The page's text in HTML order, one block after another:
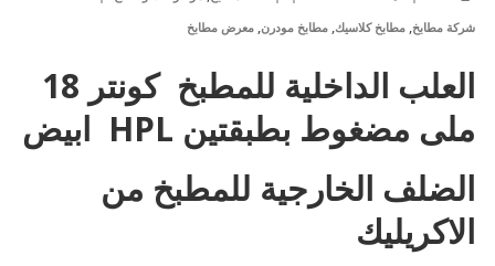
شركة مطابخ, مطابخ كلاسيك, مطابخ مودرن, معرض مطابخ
العلب الداخلية للمطبخ كونتر 18
ملى مضغوط بطبقتين HPL ابيض
الضلف الخارجية للمطبخ من
الاكريليك